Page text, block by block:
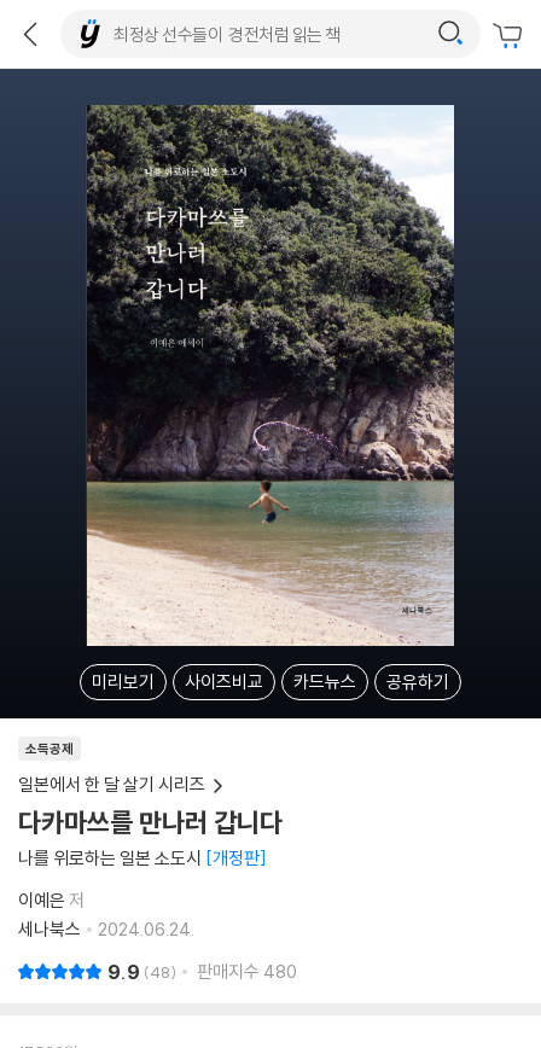
미리보기 사이즈비교 카드뉴스 공유하기
소득공제
일본에서 한 달 살기 시리즈
다카마쓰를 만나러 갑니다
나를 위로하는 일본 소도시 개정판
이예은 저
세나북스
2024.06.24.
9.9 48 판매지수 480